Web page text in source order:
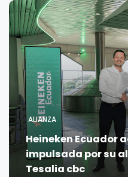
ALIANZA
Heineken Ecuador
impulsada por su
Tesalia cbc